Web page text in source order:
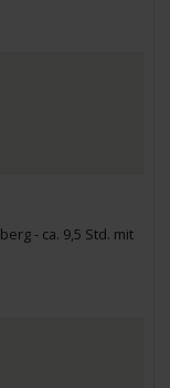
- ca. 9,5 Std. mit